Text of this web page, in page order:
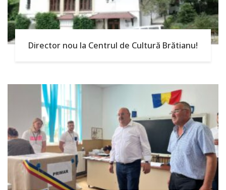
Director nou la Centrul de Cultură Brătianu!